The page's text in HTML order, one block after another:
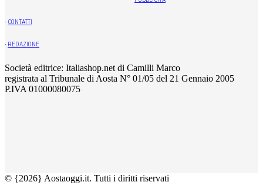
- CONTATTI
- REDAZIONE
Società editrice: Italiashop.net di Camilli Marco
registrata al Tribunale di Aosta N° 01/05 del 21 Gennaio 2005
P.IVA 01000080075
© {2026} Aostaoggi.it. Tutti i diritti riservati